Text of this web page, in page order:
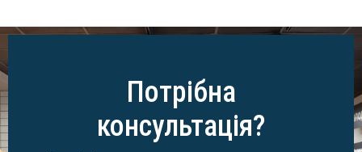
Потрібна
консультація?